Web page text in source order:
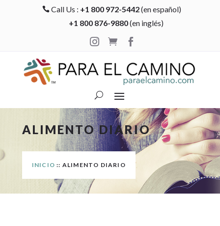
 Call Us : +1 800 972-5442(en español)
+1 800 876-9880(en inglés)

 
ALIMENTO DIARIO
INICIO :: ALIMENTO DIARIO